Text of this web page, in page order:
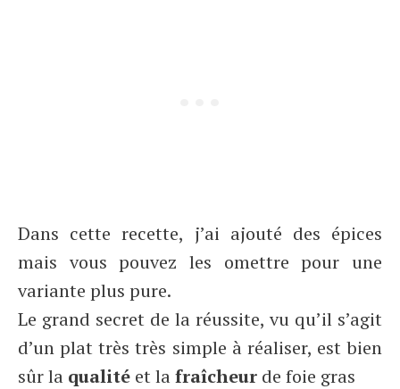
Dans cette recette, j’ai ajouté des épices
mais vous pouvez les omettre pour une
variante plus pure.
Le grand secret de la réussite, vu qu’il s’agit
d’un plat très très simple à réaliser, est bien
sûr la qualité et lafraîcheur de foie gras